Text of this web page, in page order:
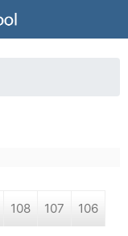
108 107 106